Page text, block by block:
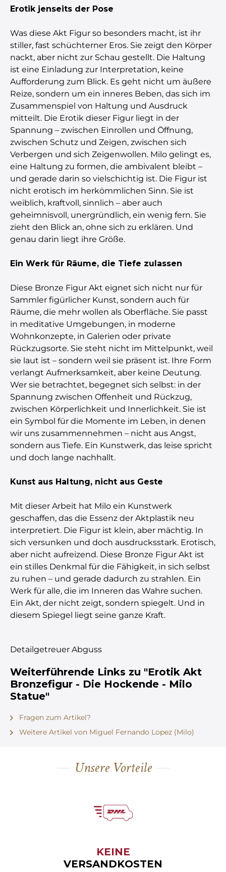
Erotik jenseits der Pose
Was diese Akt Figur so besonders macht, ist ihr
stiller, fast schüchterner Eros. Sie zeigt den Körper
nackt, aber nicht zur Schau gestellt. Die Haltung
ist eine Einladung zur Interpretation, keine
Aufforderung zum Blick. Es geht nicht um äußere
Reize, sondern um ein inneres Beben, das sich im
Zusammenspiel von Haltung und Ausdruck
mitteilt. Die Erotik dieser Figur liegt in der
Spannung – zwischen Einrollen und Öffnung,
zwischen Schutz und Zeigen, zwischen sich
Verbergen und sich Zeigenwollen. Milo gelingt es,
eine Haltung zu formen, die ambivalent bleibt –
und gerade darin so vielschichtig ist. Die Figur ist
nicht erotisch im herkömmlichen Sinn. Sie ist
weiblich, kraftvoll, sinnlich – aber auch
geheimnisvoll, unergründlich, ein wenig fern. Sie
zieht den Blick an, ohne sich zu erklären. Und
genau darin liegt ihre Größe.
Ein Werk für Räume, die Tiefe zulassen
Diese Bronze Figur Akt eignet sich nicht nur für
Sammler figürlicher Kunst, sondern auch für
Räume, die mehr wollen als Oberfläche. Sie passt
in meditative Umgebungen, in moderne
Wohnkonzepte, in Galerien oder private
Rückzugsorte. Sie steht nicht im Mittelpunkt, weil
sie laut ist – sondern weil sie präsent ist. Ihre Form
verlangt Aufmerksamkeit, aber keine Deutung.
Wer sie betrachtet, begegnet sich selbst: in der
Spannung zwischen Offenheit und Rückzug,
zwischen Körperlichkeit und Innerlichkeit. Sie ist
ein Symbol für die Momente im Leben, in denen
wir uns zusammennehmen – nicht aus Angst,
sondern aus Tiefe. Ein Kunstwerk, das leise spricht
und doch lange nachhallt.
Kunst aus Haltung, nicht aus Geste
Mit dieser Arbeit hat Milo ein Kunstwerk
geschaffen, das die Essenz der Aktplastik neu
interpretiert. Die Figur ist klein, aber mächtig. In
sich versunken und doch ausdrucksstark. Erotisch,
aber nicht aufreizend. Diese Bronze Figur Akt ist
ein stilles Denkmal für die Fähigkeit, in sich selbst
zu ruhen – und gerade dadurch zu strahlen. Ein
Werk für alle, die im Inneren das Wahre suchen.
Ein Akt, der nicht zeigt, sondern spiegelt. Und in
diesem Spiegel liegt seine ganze Kraft.
Detailgetreuer Abguss
Weiterführende Links zu "Erotik Akt
Bronzefigur - Die Hockende - Milo
Statue"
Fragen zum Artikel?
Weitere Artikel von Miguel Fernando Lopez (Milo)
Unsere Vorteile
KEINE
VERSANDKOSTEN